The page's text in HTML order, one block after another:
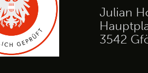
Julian
3542